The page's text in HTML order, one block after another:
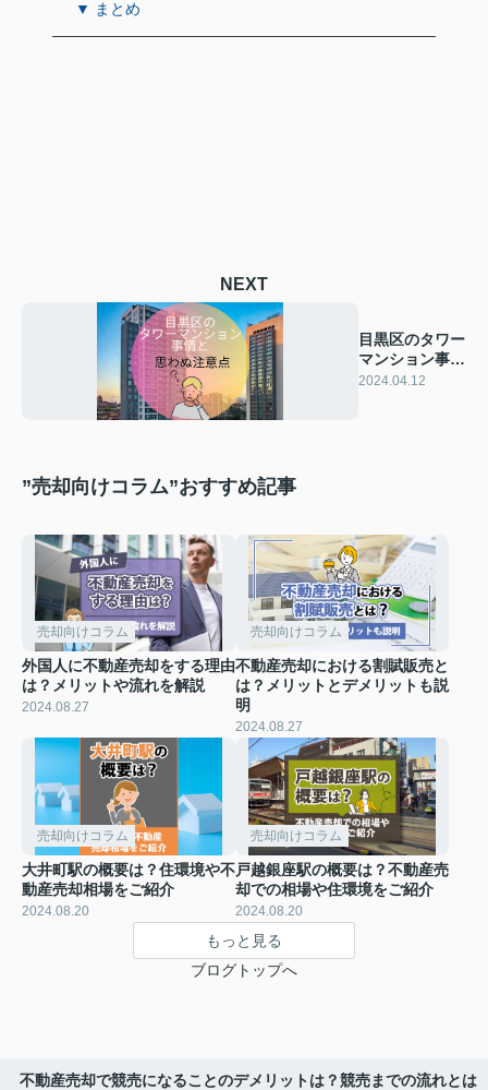
▼ まとめ
NEXT
目黒区のタワー
マンション事情
と思わぬ注意点
2024.04.12
”売却向けコラム”おすすめ記事
売却向けコラム
外国人に不動産売却をする理由
は？メリットや流れを解説
2024.08.27
売却向けコラム
不動産売却における割賦販売と
は？メリットとデメリットも説
明
2024.08.27
売却向けコラム
大井町駅の概要は？住環境や不
動産売却相場をご紹介
2024.08.20
売却向けコラム
戸越銀座駅の概要は？不動産売
却での相場や住環境をご紹介
2024.08.20
もっと見る
ブログトップへ
不動産売却で競売になることのデメリットは？競売までの流れとは